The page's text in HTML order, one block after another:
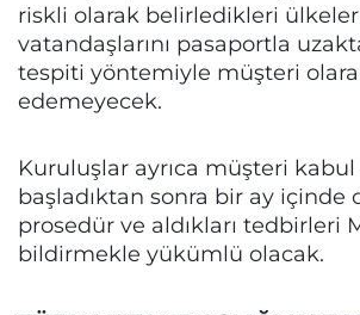
riskli olarak belirledikleri
vatandaşlarını pasaportla
tespiti yöntemiyle müşteri
edemeyecek.
Kuruluşlar ayrıca müşteri
başladıktan sonra bir ay içinde
prosedür ve aldıkları tedbirleri
bildirmekle yükümlü olacak.